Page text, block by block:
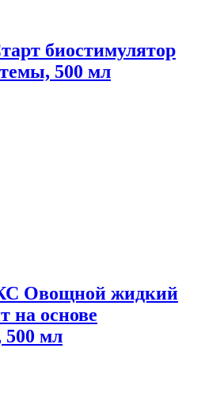
биостимулятор
500 мл
жидкий
на основе
500 мл